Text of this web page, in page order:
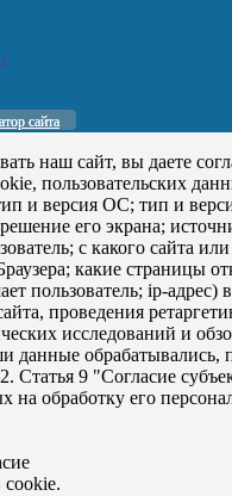
сайта
наш сайт, вы даете
пользовательских
и версия ОС; тип и
его экрана;
с какого сайта
какие страницы
пользователь; ip-адрес)
проведения
исследований и
данные обрабатывались,
Статья 9 "Согласие
на обработку его
cookie.